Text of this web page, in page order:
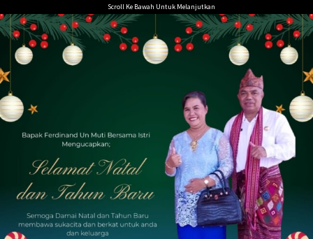
ke
konten
Scroll Ke Bawah Untuk Melanjutkan